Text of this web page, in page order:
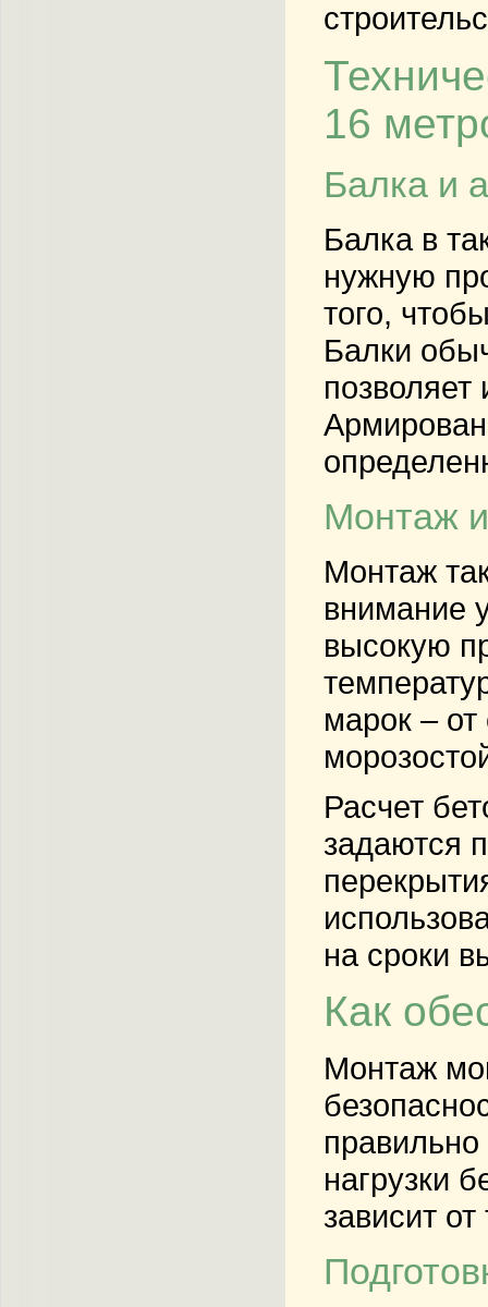
16
Балка и
Балка в
нужную
того,
Балки
Монтаж
Монтаж
внимание
высокую
марок –
Расчет
задаются
на сроки
Как
Монтаж
нагрузки
зависит